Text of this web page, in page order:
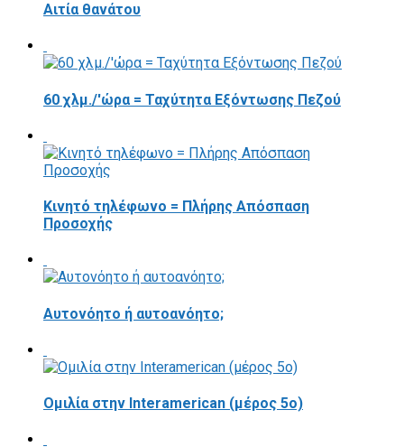
Αιτία θανάτου
60 χλμ./'ώρα = Ταχύτητα Εξόντωσης Πεζού
Κινητό τηλέφωνο = Πλήρης Απόσπαση
Προσοχής
Αυτονόητο ή αυτοανόητο;
Ομιλία στην Interamerican (μέρος 5ο)